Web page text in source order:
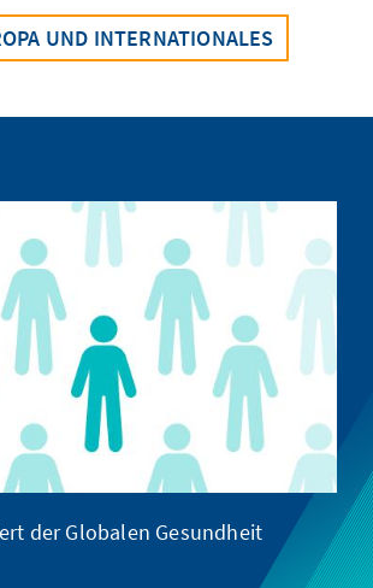
UND INTERNATIONALES
der Globalen Gesundheit